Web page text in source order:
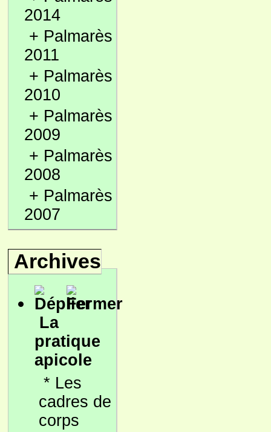
2014
+ Palmarès
2011
+ Palmarès
2010
+ Palmarès
2009
+ Palmarès
2008
+ Palmarès
2007
Archives
La
pratique
apicole
* Les
cadres de
corps